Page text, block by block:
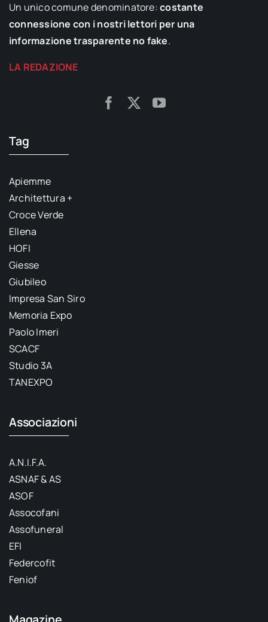
Un unico comune denominatore:costante
connessione con i nostri lettori per una
informazione trasparente no fake.
LA REDAZIONE
Tag
Apiemme
Architettura +
Croce Verde
Ellena
HOFI
Giesse
Giubileo
Impresa San Siro
Memoria Expo
Paolo Imeri
SCACF
Studio 3A
TANEXPO
Associazioni
A.N.I.F.A.
ASNAF & AS
ASOF
Assocofani
Assofuneral
EFI
Federcofit
Feniof